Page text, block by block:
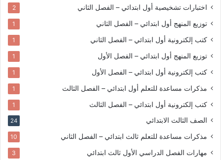
اختبارات تشخيصية أول ابتدائي – الفصل الثاني 2
توزيع المنهج أول ابتدائي – الفصل الثاني 1
كتب إلكترونية أول ابتدائي – الفصل الثاني 1
توزيع المنهج أول ابتدائي – الفصل الأول 1
كتب إلكترونية أول ابتدائي – الفصل الأول 1
مذكرات مساعدة للتعلم أول ابتدائي – الفصل الثالث 1
كتب إلكترونية أول ابتدائي – الفصل الثالث 1
الصف الثالث الابتدائي 24
مذكرات مساعدة للتعلم ثالث ابتدائي – الفصل الثاني 10
مهارات الفصل الدراسي الأول ثالث ابتدائي 3